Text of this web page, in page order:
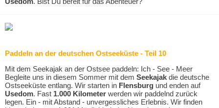
Paddeln an der deutschen Ostseeküste - Teil 10
Mit dem Seekajak an der Ostsee paddeln: Ich - See - Meer
Begleite uns in diesem Sommer mit dem Seekajak die deutsche
Ostseeküste entlang. Wir starten in Flensburg und enden auf
Usedom. Fast 1.000 Kilometer werden wir paddelnd zurück
legen. Ein - mit Abstand - unvergessliches Erlebnis. Wir finden